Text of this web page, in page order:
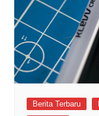
Berita Terbaru